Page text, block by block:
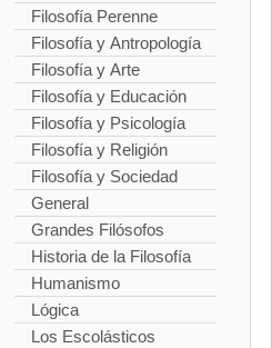
Filosofía Perenne
Filosofía y Antropología
Filosofía y Arte
Filosofía y Educación
Filosofía y Psicología
Filosofía y Religión
Filosofía y Sociedad
General
Grandes Filósofos
Historia de la Filosofía
Humanismo
Lógica
Los Escolásticos